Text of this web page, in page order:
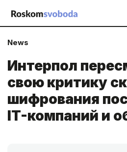
News
Интерпол
свою критику
шифрования
IT-компаний и